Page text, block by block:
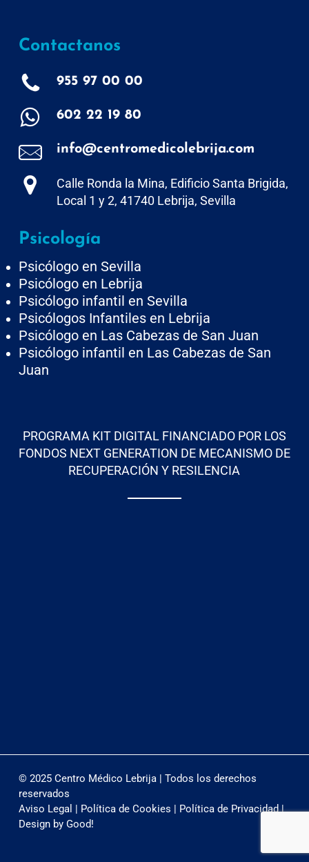
Contactanos
955 97 00 00
602 22 19 80
info@centromedicolebrija.com
Calle Ronda la Mina, Edificio Santa Brigida,
Local 1 y 2, 41740 Lebrija, Sevilla
Psicología
Psicólogo en Sevilla
Psicólogo en Lebrija
Psicólogo infantil en Sevilla
Psicólogos Infantiles en Lebrija
Psicólogo en Las Cabezas de San Juan
Psicólogo infantil en Las Cabezas de San
Juan
PROGRAMA KIT DIGITAL FINANCIADO POR LOS
FONDOS NEXT GENERATION DE MECANISMO DE
RECUPERACIÓN Y RESILENCIA
© 2025 Centro Médico Lebrija | Todos los derechos
reservados
Aviso Legal | Política de Cookies | Política de Privacidad|
Design by Good!